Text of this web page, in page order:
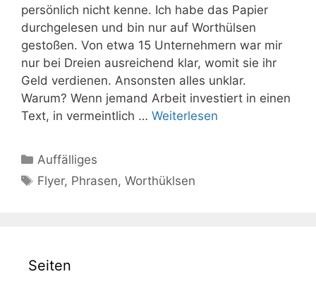
persönlich nicht kenne. Ich habe das Papier
durchgelesen und bin nur auf Worthülsen
gestoßen. Von etwa 15 Unternehmern war mir
nur bei Dreien ausreichend klar, womit sie ihr
Geld verdienen. Ansonsten alles unklar.
Warum? Wenn jemand Arbeit investiert in einen
Text, in vermeintlich … Weiterlesen
Kategorien
Auffälliges
Schlagwörter
Flyer, Phrasen,Worthüklsen
Seiten